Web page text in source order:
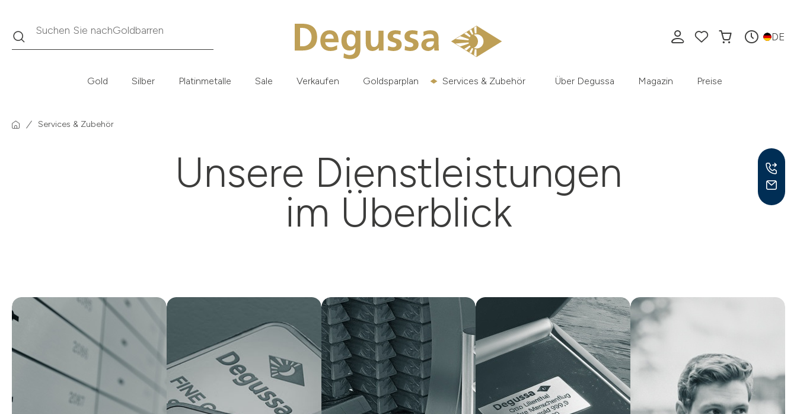
Suche Suchen Sie nach
DE
Gold Silber Platinmetalle Sale Verkaufen Goldsparplan Services & Zubehör Über Degussa Magazin Preise
Services & Zubehör
Unsere Dienstleistungen
im Überblick